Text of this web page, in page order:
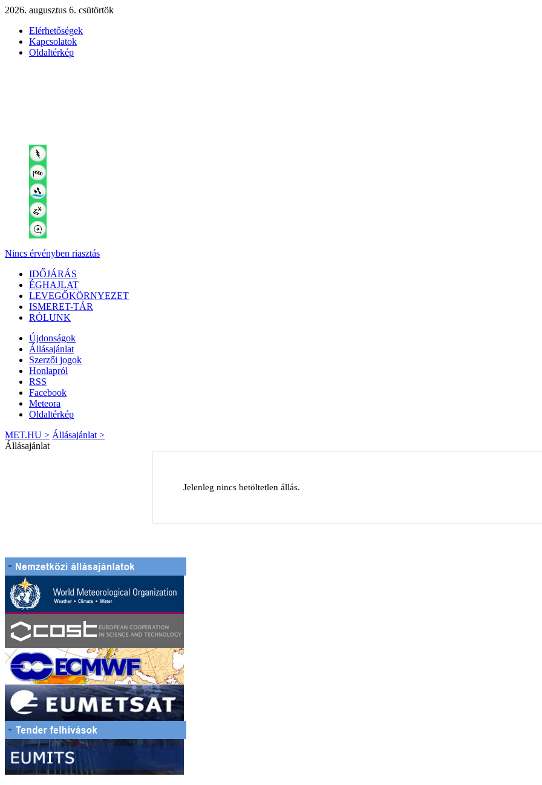
2026. augusztus 6. csütörtök
Elérhetőségek
Kapcsolatok
Oldaltérkép
Nincs érvényben riasztás
IDŐJÁRÁS
ÉGHAJLAT
LEVEGŐKÖRNYEZET
ISMERET-TÁR
RÓLUNK
Újdonságok
Állásajánlat
Szerzői jogok
Honlapról
RSS
Facebook
Meteora
Oldaltérkép
MET.HU > Állásajánlat >
Állásajánlat
Jelenleg nincs betöltetlen állás.